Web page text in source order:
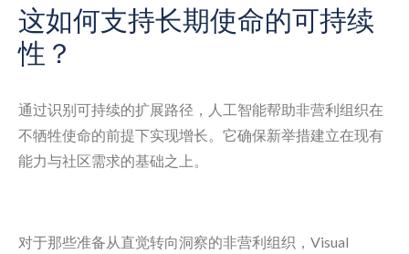
这如何支持长期使命的可持续
性？
通过识别可持续的扩展路径，人工智能帮助非营利组织在
不牺牲使命的前提下实现增长。它确保新举措建立在现有
能力与社区需求的基础之上。
对于那些准备从直觉转向洞察的非营利组织，Visual